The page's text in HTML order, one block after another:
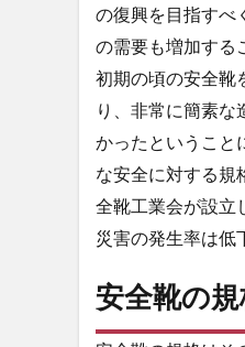
り
と
は
安
全
靴
規
格
変
遷
の復興を目指すべ
の需要も増加する
初期の頃の安全靴
り、非常に簡素
かったということ
な安全に対する規
全靴工業会が設立
災害の発生率は低
安全靴の